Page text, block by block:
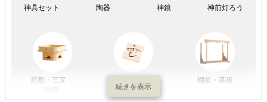
神具セット 陶器 神鏡 神前灯ろう
折敷・三宝・
棚板・幕板